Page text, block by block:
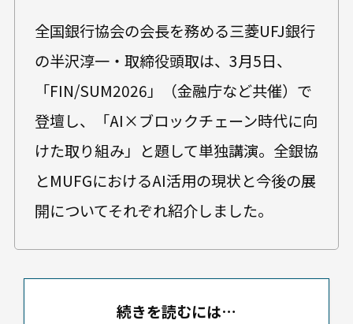
全国銀行協会の会長を務める三菱UFJ銀行
の半沢淳一・取締役頭取は、3月5日、
「FIN/SUM2026」（金融庁など共催）で
登壇し、「AI×ブロックチェーン時代に向
けた取り組み」と題して単独講演。全銀協
とMUFGにおけるAI活用の現状と今後の展
開についてそれぞれ紹介しました。
続きを読むには…